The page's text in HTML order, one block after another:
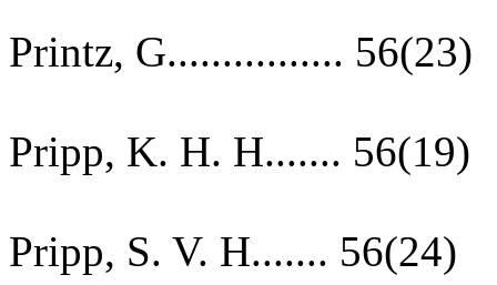
Printz, G................ 56(23)
Pripp, K. H. H....... 56(19)
Pripp, S. V. H....... 56(24)